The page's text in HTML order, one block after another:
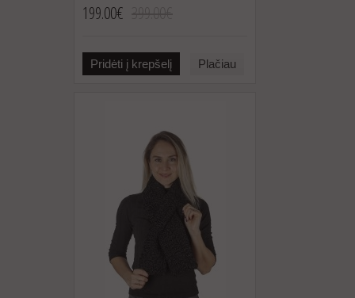
199.00€
Pridėti į krepšelį Plačiau